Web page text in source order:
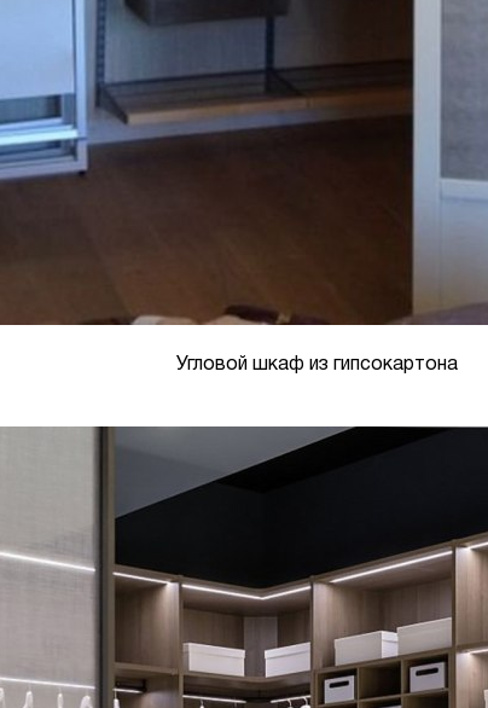
Угловой шкаф из гипсокартона